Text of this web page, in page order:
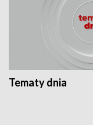
Tematy dnia